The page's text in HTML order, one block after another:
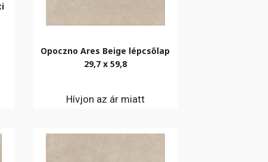
Opoczno Ares Beige lépcsőlap
29,7 x 59,8
Hívjon az ár miatt